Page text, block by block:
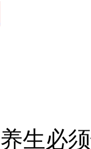
养生必